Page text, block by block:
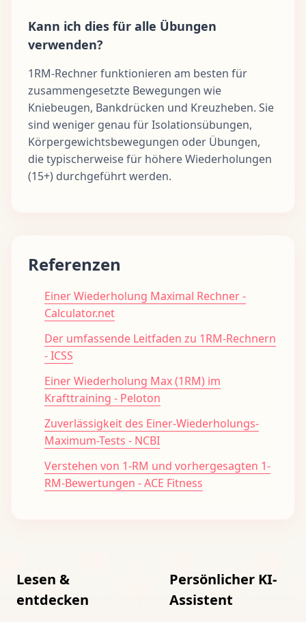
Kann ich dies für alle Übungen
verwenden?
1RM-Rechner funktionieren am besten für
zusammengesetzte Bewegungen wie
Kniebeugen, Bankdrücken und Kreuzheben. Sie
sind weniger genau für Isolationsübungen,
Körpergewichtsbewegungen oder Übungen,
die typischerweise für höhere Wiederholungen
(15+) durchgeführt werden.
Referenzen
Einer Wiederholung Maximal Rechner -
Calculator.net
Der umfassende Leitfaden zu 1RM-Rechnern
- ICSS
Einer Wiederholung Max (1RM) im
Krafttraining - Peloton
Zuverlässigkeit des Einer-Wiederholungs-
Maximum-Tests - NCBI
Verstehen von 1-RM und vorhergesagten 1-
RM-Bewertungen - ACE Fitness
Lesen &
entdecken
Persönlicher KI-
Assistent